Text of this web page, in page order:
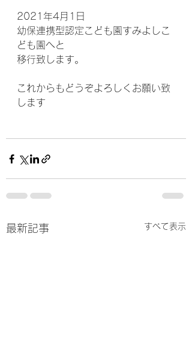
2021年4月1日
幼保連携型認定こども園すみよしこ
ども園へと
移行致します。
これからもどうぞよろしくお願い致
します
最新記事 すべて表示